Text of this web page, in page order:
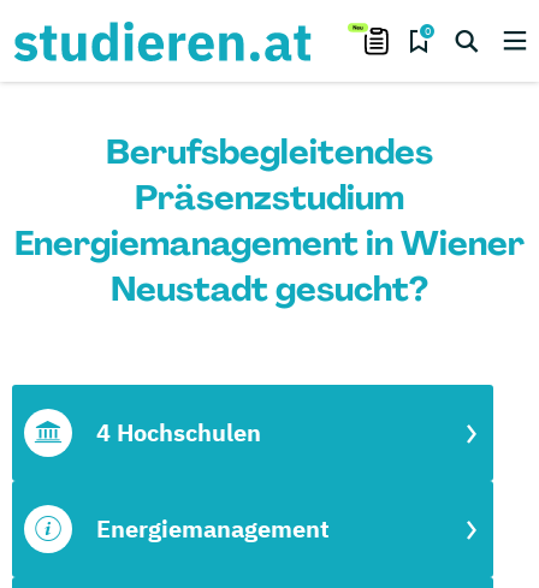
0
Berufsbegleitendes
Präsenzstudium
Energiemanagement in Wiener
Neustadt gesucht?
Energiemanagement
4 Hochschulen